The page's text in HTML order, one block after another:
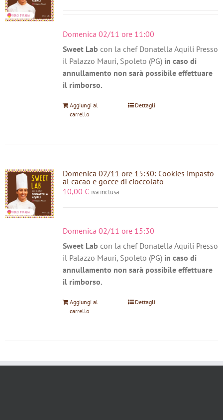
Domenica 02/11 ore 11:00
Sweet Lab con la chef Donatella Aquili Presso
il Palazzo Mauri, Spoleto (PG) in caso di
annullamento non sarà possibile effettuare
il rimborso.
Aggiungi al
carrello
Dettagli
Domenica 02/11 ore 15:30: Cookies impasto
al cacao e gocce di cioccolato
10,00 € iva inclusa
Domenica 02/11 ore 15:30
Sweet Lab con la chef Donatella Aquili Presso
il Palazzo Mauri, Spoleto (PG) in caso di
annullamento non sarà possibile effettuare
il rimborso.
Aggiungi al
carrello
Dettagli